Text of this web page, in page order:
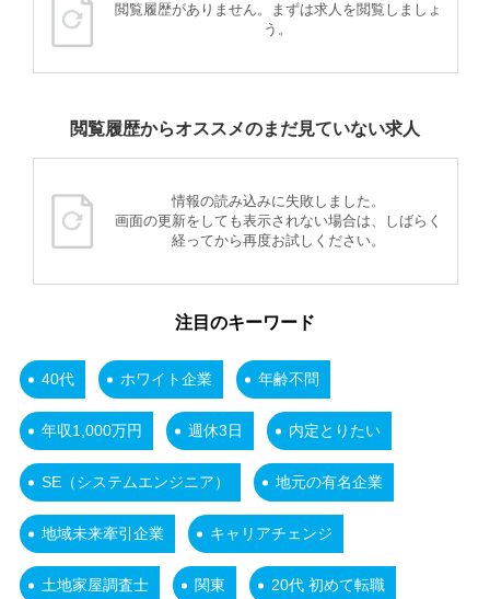
閲覧履歴がありません。まずは求人を閲覧しましょ
う。
閲覧履歴からオススメのまだ見ていない求人
情報の読み込みに失敗しました。
画面の更新をしても表示されない場合は、しばらく
経ってから再度お試しください。
注目のキーワード
40代 ホワイト企業 年齢不問
年収1,000万円 週休3日 内定とりたい
SE（システムエンジニア） 地元の有名企業
地域未来牽引企業 キャリアチェンジ
土地家屋調査士 関東 20代 初めて転職